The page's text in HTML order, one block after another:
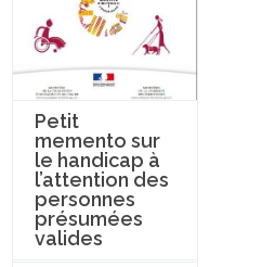
Petit
memento sur
le handicap à
l’attention des
personnes
présumées
valides